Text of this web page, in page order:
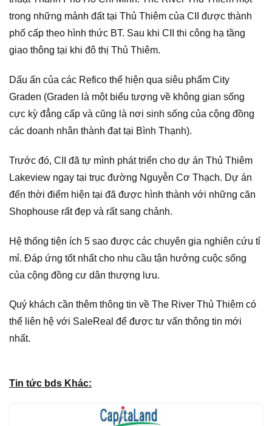
trong những mảnh đất tại Thủ Thiêm của CII được thành
phố cấp theo hình thức BT. Sau khi CII thi công hạ tầng
giao thông tại khi đô thị Thủ Thiêm.
Dấu ấn của các Refico thể hiện qua siêu phẩm City
Graden (Graden là một biểu tượng về không gian sống
cực kỳ đẳng cấp và cũng là nơi sinh sống của cộng đồng
các doanh nhân thành đạt tại Bình Thạnh).
Trước đó, CII đã tự mình phát triển cho dự án Thủ Thiêm
Lakeview ngay tại trục đường Nguyễn Cơ Thạch. Dự án
đến thời điểm hiện tại đã được hình thành với những căn
Shophouse rất đẹp và rất sang chảnh.
Hệ thống tiện ích 5 sao được các chuyên gia nghiên cứu tỉ
mỉ. Đáp ứng tốt nhất cho nhu cầu tận hưởng cuộc sống
của cộng đồng cư dân thượng lưu.
Quý khách cần thêm thông tin về The River Thủ Thiêm có
thể liên hệ với SaleReal để được tư vấn thông tin mới
nhất.
Tin tức bds Khác: